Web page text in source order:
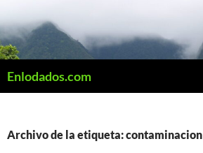
al
contenido
Enlodados.com
Archivo de la etiqueta: contaminacion